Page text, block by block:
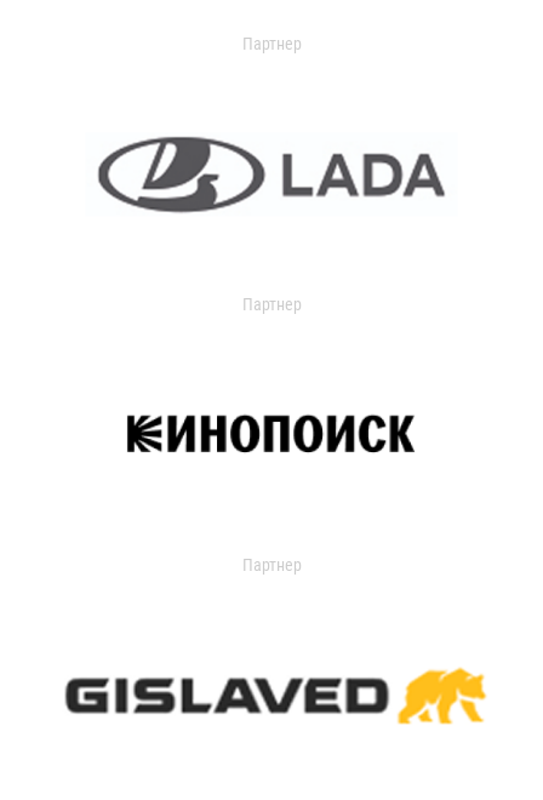
Партнер
Партнер
Партнер